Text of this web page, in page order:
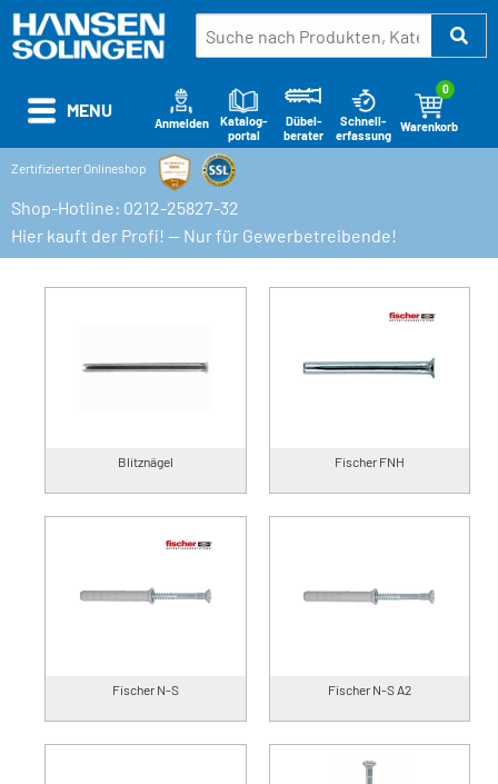
Warenkorb
0
Schnell-
erfassung
Dübel-
berater
Katalog-
portal
Anmelden
Zertifizierter Onlineshop
Shop-Hotline: 0212-25827-32
Hier kauft der Profi! — Nur für Gewerbetreibende!
MENU
Blitznägel Fischer FNH
Fischer N-S Fischer N-S A2